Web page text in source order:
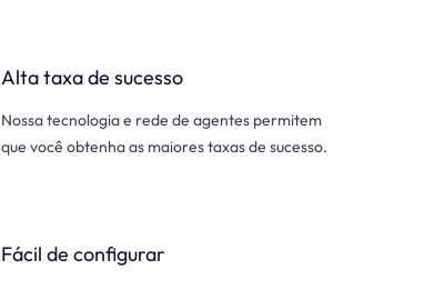
Alta taxa de sucesso
Nossa tecnologia e rede de agentes permitem
que você obtenha as maiores taxas de sucesso.
Fácil de configurar